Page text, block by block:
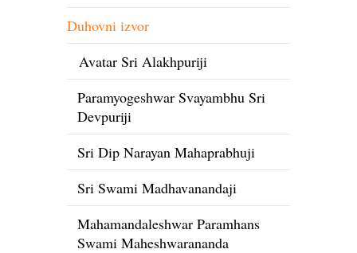
Duhovni izvor
Avatar Sri Alakhpuriji
Paramyogeshwar Svayambhu Sri
Devpuriji
Sri Dip Narayan Mahaprabhuji
Sri Swami Madhavanandaji
Mahamandaleshwar Paramhans
Swami Maheshwarananda